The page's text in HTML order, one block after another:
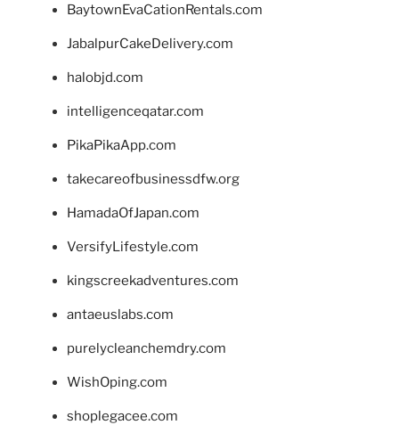
BaytownEvaCationRentals.com
JabalpurCakeDelivery.com
halobjd.com
intelligenceqatar.com
PikaPikaApp.com
takecareofbusinessdfw.org
HamadaOfJapan.com
VersifyLifestyle.com
kingscreekadventures.com
antaeuslabs.com
purelycleanchemdry.com
WishOping.com
shoplegacee.com